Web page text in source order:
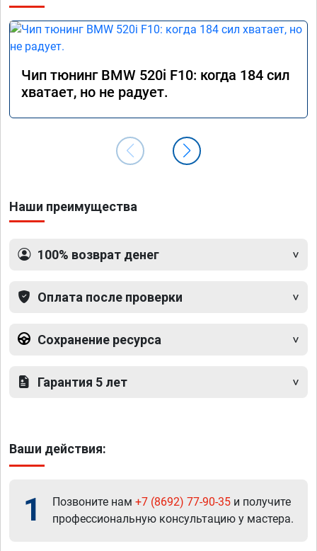
Чип тюнинг BMW 520i F10: когда 184 сил
хватает, но не радует.
Наши преимущества
100% возврат денег
Оплата после проверки
Сохранение ресурса
Гарантия 5 лет
Ваши действия:
1 Позвоните нам +7 (8692) 77-90-35 и получите
профессиональную консультацию у мастера.